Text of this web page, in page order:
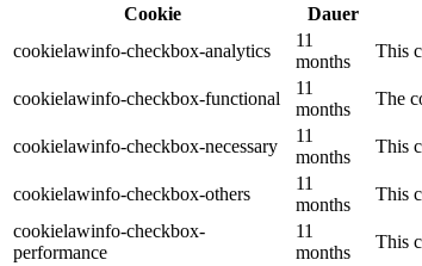
Cookie
Dauer
cookielawinfo-checkbox-analytics
11
months
This
cookielawinfo-checkbox-functional
11
months
The
cookielawinfo-checkbox-necessary
11
months
This
cookielawinfo-checkbox-others
11
months
This
cookielawinfo-checkbox-
performance
11
months
This